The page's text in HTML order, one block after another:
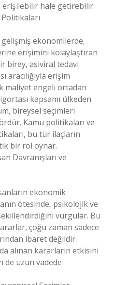
hale getirebilir.
gelişmiş ekonomilerde,
erişimini kolaylaştıran
birey, asiviral tedavi
aracılığıyla erişim
maliyet engeli ortadan
kapsamı ülkeden
bireysel seçimleri
Kamu politikaları ve
bu tür ilaçların
bir rol oynar.
Davranışları ve
ekonomik
ötesinde, psikolojik ve
vurgular. Bu
çoğu zaman sadece
ibaret değildir.
alınan kararların etkisini
de uzun vadede